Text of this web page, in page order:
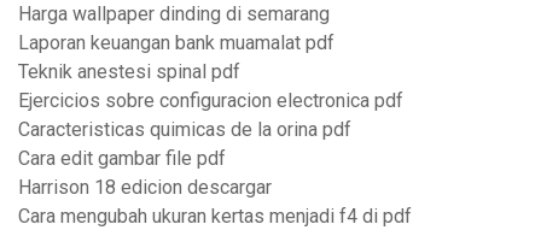
Harga wallpaper dinding di semarang
Laporan keuangan bank muamalat pdf
Teknik anestesi spinal pdf
Ejercicios sobre configuracion electronica pdf
Caracteristicas quimicas de la orina pdf
Cara edit gambar file pdf
Harrison 18 edicion descargar
Cara mengubah ukuran kertas menjadi f4 di pdf